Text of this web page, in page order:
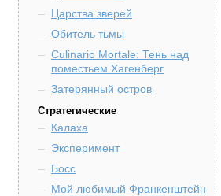
Царства зверей
Обитель тьмы
Culinario Mortale: Тень над
поместьем Хагенберг
Затерянный остров
Стратегические
Калаха
Эксперимент
Босс
Мой любимый Франкенштейн